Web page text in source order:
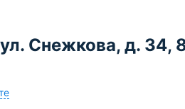
Снежкова, д. 34,